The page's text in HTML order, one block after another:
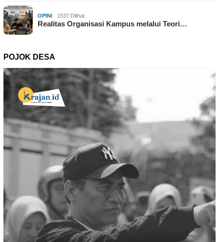
OPINI 1537 Dilihat
Realitas Organisasi Kampus melalui Teori…
POJOK DESA